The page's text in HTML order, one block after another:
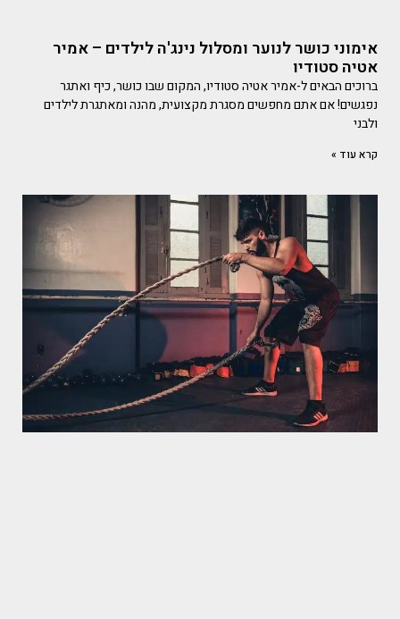
אימוני כושר לנוער ומסלול נינג'ה לילדים – אמיר
אטיה סטודיו
ברוכים הבאים ל-אמיר אטיה סטודיו, המקום שבו כושר, כיף ואתגר
נפגשים! אם אתם מחפשים מסגרת מקצועית, מהנה ומאתגרת לילדים
ולבני
קרא עוד »